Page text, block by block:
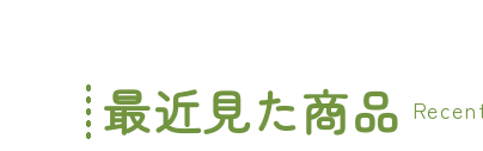
最近見た商品